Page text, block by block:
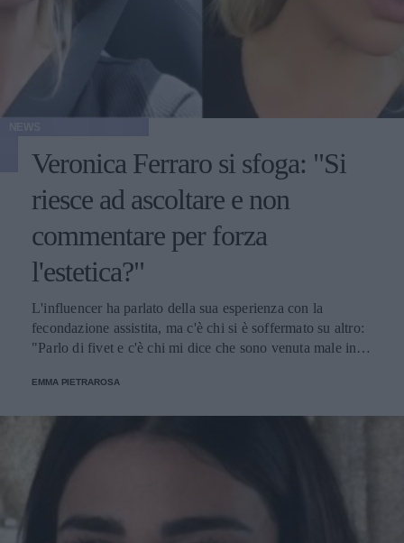
Veronica Ferraro si sfoga: "Si
riesce ad ascoltare e non
commentare per forza
l'estetica?"
L'influencer ha parlato della sua esperienza con la
fecondazione assistita, ma c'è chi si è soffermato su altro:
"Parlo di fivet e c'è chi mi dice che sono venuta male in
EMMA PIETRAROSA